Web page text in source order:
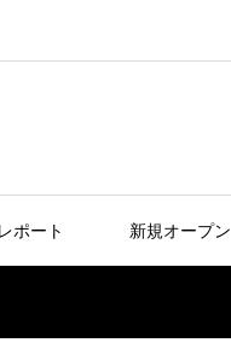
ポート 新規オープン